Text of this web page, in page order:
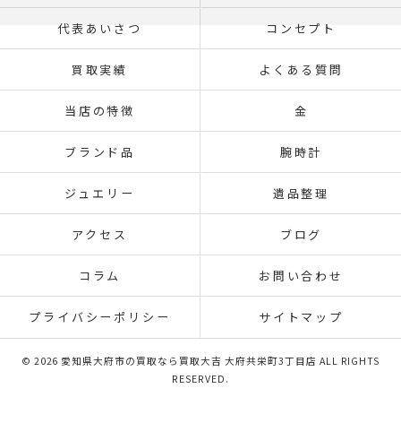
代表あいさつ コンセプト
買取実績 よくある質問
当店の特徴 金
ブランド品 腕時計
ジュエリー 遺品整理
アクセス ブログ
コラム お問い合わせ
プライバシーポリシー サイトマップ
© 2026 愛知県大府市の買取なら買取大吉 大府共栄町3丁目店 ALL RIGHTS
RESERVED.